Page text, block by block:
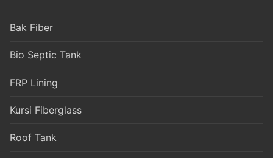
Bak Fiber
Bio Septic Tank
FRP Lining
Kursi Fiberglass
Roof Tank